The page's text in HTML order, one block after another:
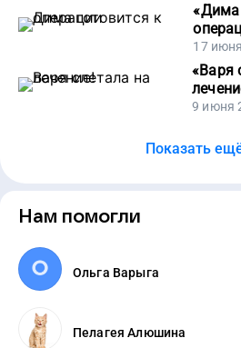
«Дима
17
«Варя
9 июня
Показать
Нам помогли
Ольга Варыга
Пелагея Алюшинa